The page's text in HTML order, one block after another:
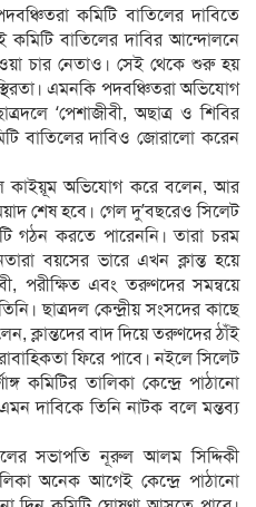
কমিটি বাতিলের দাবিতে
বাতিলের দাবির আন্দোলনে
চার নেতাও। সেই থেকে শুরু হয়
এমনকি পদবঞ্চিতরা অভিযোগ
‘পেশাজীবী, অছাত্র ও শিবির
বাতিলের দাবিও জোরালো করেন
কাইয়ূম অভিযোগ করে বলেন, আর
শেষ হবে। গেল দু’বছরেও সিলেট
গঠন করতে পারেননি। তারা চরম
বয়সের ভারে এখন ক্লান্ত হয়ে
পরীক্ষিত এবং তরুণদের সমন্বয়ে
ছাত্রদল কেন্দ্রীয় সংসদের কাছে
ক্লান্তদের বাদ দিয়ে তরুণদের ঠাঁই
ফিরে পাবে। নইলে সিলেট
কমিটির তালিকা কেন্দ্রে পাঠানো
দাবিকে তিনি নাটক বলে মন্তব্য
সভাপতি নূরুল আলম সিদ্দিকী
অনেক আগেই কেন্দ্রে পাঠানো